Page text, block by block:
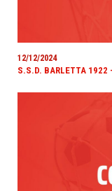
12/12/2024
S.S.D. BARLETTA 1922